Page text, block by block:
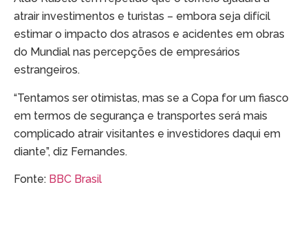
atrair investimentos e turistas – embora seja difícil
estimar o impacto dos atrasos e acidentes em obras
do Mundial nas percepções de empresários
estrangeiros.
“Tentamos ser otimistas, mas se a Copa for um fiasco
em termos de segurança e transportes será mais
complicado atrair visitantes e investidores daqui em
diante”, diz Fernandes.
Fonte: BBC Brasil